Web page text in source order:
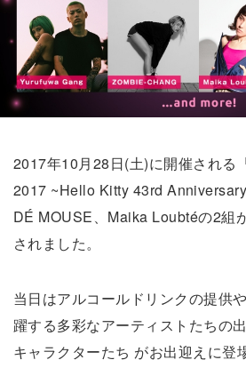
2017年10月28日(土)に開催される
2017 ~Hello Kitty 43rd
DÉ MOUSE、Maika Loubtéの2組
されました。
当日はアルコールドリンクの提供
躍する多彩なアーティストたちの
キャラクターたち がお出迎えに登